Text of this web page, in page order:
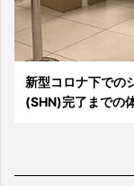
新型コロナ下での
(SHN)完了までの